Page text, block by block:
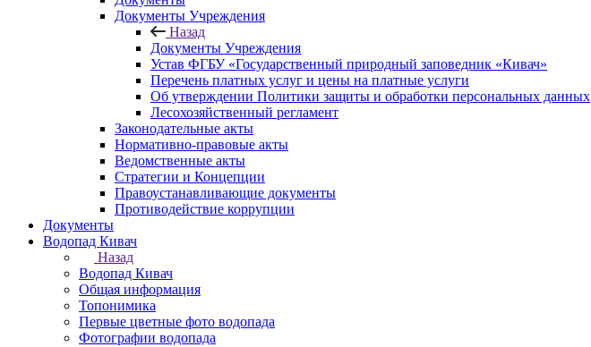
Документы Учреждения
Назад
Документы Учреждения
Устав ФГБУ «Государственный природный заповедник «Кивач»
Перечень платных услуг и цены на платные услуги
Об утверждении Политики защиты и обработки персональных данных
Лесохозяйственный регламент
Законодательные акты
Нормативно-правовые акты
Ведомственные акты
Стратегии и Концепции
Правоустанавливающие документы
Противодействие коррупции
Документы
Водопад Кивач
Назад
Водопад Кивач
Общая информация
Топонимика
Первые цветные фото водопада
Фотографии водопада